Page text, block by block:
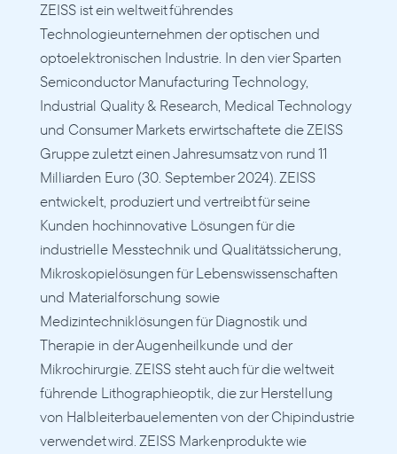
ZEISS ist ein weltweit führendes
Technologieunternehmen der optischen und
optoelektronischen Industrie. In den vier Sparten
Semiconductor Manufacturing Technology,
Industrial Quality & Research, Medical Technology
und Consumer Markets erwirtschaftete die ZEISS
Gruppe zuletzt einen Jahresumsatz von rund 11
Milliarden Euro (30. September 2024). ZEISS
entwickelt, produziert und vertreibt für seine
Kunden hochinnovative Lösungen für die
industrielle Messtechnik und Qualitätssicherung,
Mikroskopielösungen für Lebenswissenschaften
und Materialforschung sowie
Medizintechniklösungen für Diagnostik und
Therapie in der Augenheilkunde und der
Mikrochirurgie. ZEISS steht auch für die weltweit
führende Lithographieoptik, die zur Herstellung
von Halbleiterbauelementen von der Chipindustrie
verwendet wird. ZEISS Markenprodukte wie